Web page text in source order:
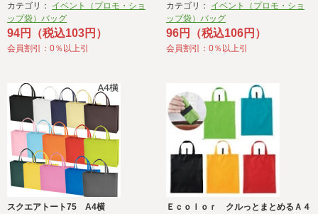
カテゴリ： イベント（プロモ・ショ
ップ袋）バッグ
94円（税込103円）
会員割引：0％以上引
カテゴリ： イベント（プロモ・ショ
ップ袋）バッグ
96円（税込106円）
会員割引：0％以上引
スクエアトート75 A4横
Ｅｃｏｌｏｒ クルっとまとめるＡ４